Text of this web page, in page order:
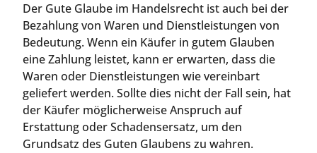
Der Gute Glaube im Handelsrecht ist auch bei der
Bezahlung von Waren und Dienstleistungen von
Bedeutung. Wenn ein Käufer in gutem Glauben
eine Zahlung leistet, kann er erwarten, dass die
Waren oder Dienstleistungen wie vereinbart
geliefert werden. Sollte dies nicht der Fall sein, hat
der Käufer möglicherweise Anspruch auf
Erstattung oder Schadensersatz, um den
Grundsatz des Guten Glaubens zu wahren.